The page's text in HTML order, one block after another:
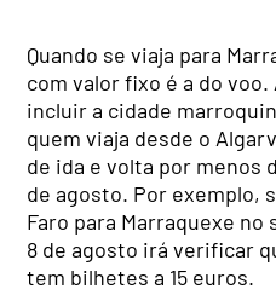
Quando se viaja para
com valor fixo é a do voo.
incluir a cidade
quem viaja desde o
de ida e volta por menos
de agosto. Por exemplo,
Faro para Marraquexe no
8 de agosto irá verificar
tem bilhetes a 15 euros.